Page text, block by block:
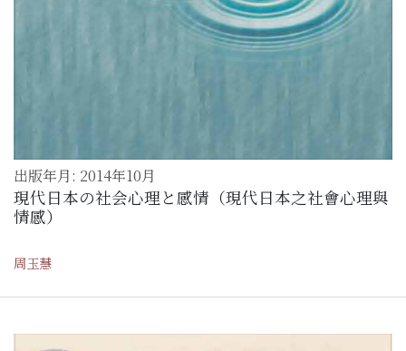
出版年月: 2014年10月
現代日本の社会心理と感情（現代日本之社會心理與
情感）
周玉慧